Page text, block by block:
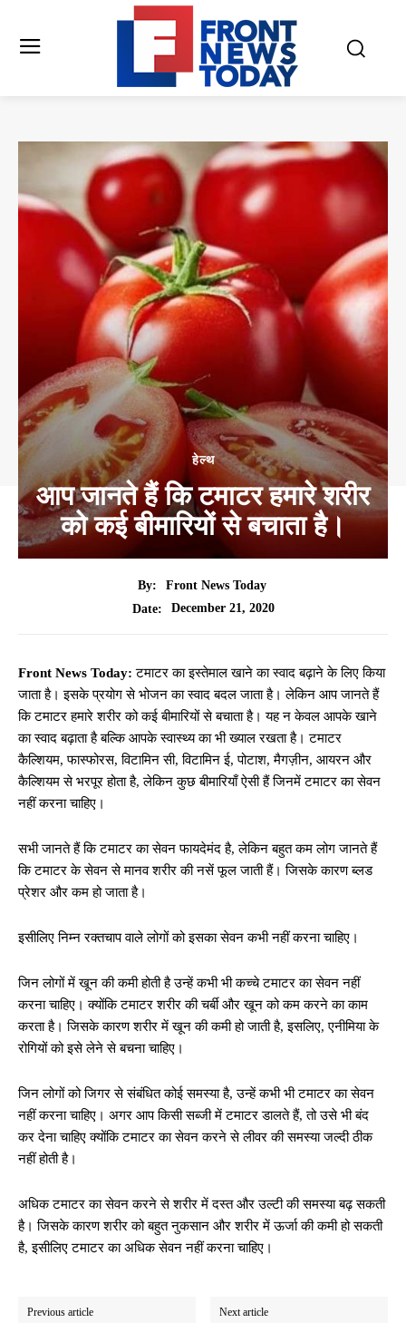
हेल्थ
आप जानते हैं कि टमाटर हमारे शरीर
को कई बीमारियों से बचाता है।
By:
Front News Today
Date:
December 21, 2020
Front News Today:टमाटर का इस्तेमाल खाने का स्वाद बढ़ाने के लिए किया
जाता है। इसके प्रयोग से भोजन का स्वाद बदल जाता है। लेकिन आप जानते हैं
कि टमाटर हमारे शरीर को कई बीमारियों से बचाता है। यह न केवल आपके खाने
का स्वाद बढ़ाता है बल्कि आपके स्वास्थ्य का भी ख्याल रखता है। टमाटर
कैल्शियम, फास्फोरस, विटामिन सी, विटामिन ई, पोटाश, मैगज़ीन, आयरन और
कैल्शियम से भरपूर होता है, लेकिन कुछ बीमारियाँ ऐसी हैं जिनमें टमाटर का सेवन
नहीं करना चाहिए।
सभी जानते हैं कि टमाटर का सेवन फायदेमंद है, लेकिन बहुत कम लोग जानते हैं
कि टमाटर के सेवन से मानव शरीर की नसें फूल जाती हैं। जिसके कारण ब्लड
प्रेशर और कम हो जाता है।
इसीलिए निम्न रक्तचाप वाले लोगों को इसका सेवन कभी नहीं करना चाहिए।
जिन लोगों में खून की कमी होती है उन्हें कभी भी कच्चे टमाटर का सेवन नहीं
करना चाहिए। क्योंकि टमाटर शरीर की चर्बी और खून को कम करने का काम
करता है। जिसके कारण शरीर में खून की कमी हो जाती है, इसलिए, एनीमिया के
रोगियों को इसे लेने से बचना चाहिए।
जिन लोगों को जिगर से संबंधित कोई समस्या है, उन्हें कभी भी टमाटर का सेवन
नहीं करना चाहिए। अगर आप किसी सब्जी में टमाटर डालते हैं, तो उसे भी बंद
कर देना चाहिए क्योंकि टमाटर का सेवन करने से लीवर की समस्या जल्दी ठीक
नहीं होती है।
अधिक टमाटर का सेवन करने से शरीर में दस्त और उल्टी की समस्या बढ़ सकती
है। जिसके कारण शरीर को बहुत नुकसान और शरीर में ऊर्जा की कमी हो सकती
है, इसीलिए टमाटर का अधिक सेवन नहीं करना चाहिए।
Previous article Next article